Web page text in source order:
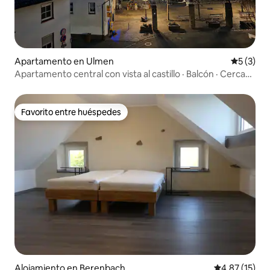
Apartamento en Ulmen
5 (3)
Apartamento central con vista al castillo · Balcón · Cerca
Favorito entre huéspedes
Favorito entre huéspedes